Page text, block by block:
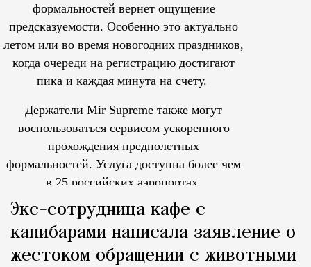
формальностей вернет ощущение
предсказуемости. Особенно это актуально
летом или во время новогодних праздников,
когда очереди на регистрацию достигают
пика и каждая минута на счету.
Держатели Mir Supreme также могут
воспользоваться сервисом ускоренного
прохождения предполетных
формальностей. Услуга доступна более чем
в 25 российских аэропортах.
Экс-сотрудница кафе с
капибарами написала заявление о
жестоком обращении с животными